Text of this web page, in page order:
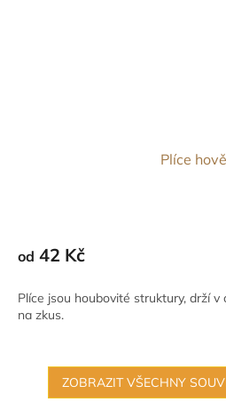
Plíce
od 42 Kč
Plíce jsou houbovité struktury, drží v
na zkus.
ZOBRAZIT VŠECHNY